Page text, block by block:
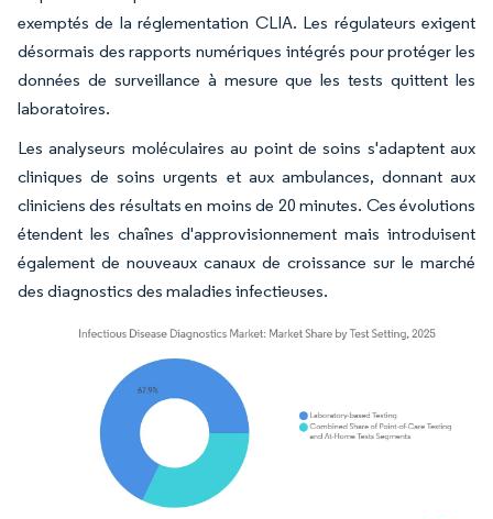
exemptés de la réglementation CLIA. Les régulateurs exigent
désormais des rapports numériques intégrés pour protéger les
données de surveillance à mesure que les tests quittent les
laboratoires.
Les analyseurs moléculaires au point de soins s'adaptent aux
cliniques de soins urgents et aux ambulances, donnant aux
cliniciens des résultats en moins de 20 minutes. Ces évolutions
étendent les chaînes d'approvisionnement mais introduisent
également de nouveaux canaux de croissance sur le marché
des diagnostics des maladies infectieuses.